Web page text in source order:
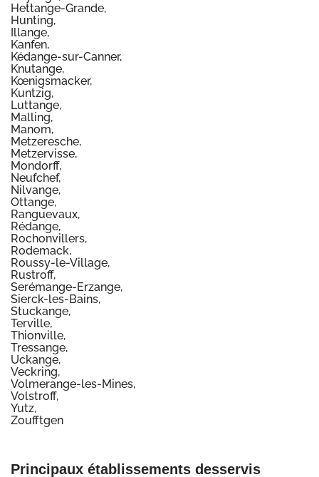
Hettange-Grande,
Hunting,
Illange,
Kanfen,
Kédange-sur-Canner,
Knutange,
Kœnigsmacker,
Kuntzig,
Luttange,
Malling,
Manom,
Metzeresche,
Metzervisse,
Mondorff,
Neufchef,
Nilvange,
Ottange,
Ranguevaux,
Rédange,
Rochonvillers,
Rodemack,
Roussy-le-Village,
Rustroff,
Serémange-Erzange,
Sierck-les-Bains,
Stuckange,
Terville,
Thionville,
Tressange,
Uckange,
Veckring,
Volmerange-les-Mines,
Volstroff,
Yutz,
Zoufftgen
Principaux établissements desservis